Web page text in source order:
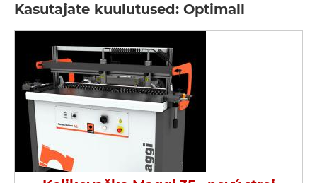
Kasutajate kuulutused: Optimall